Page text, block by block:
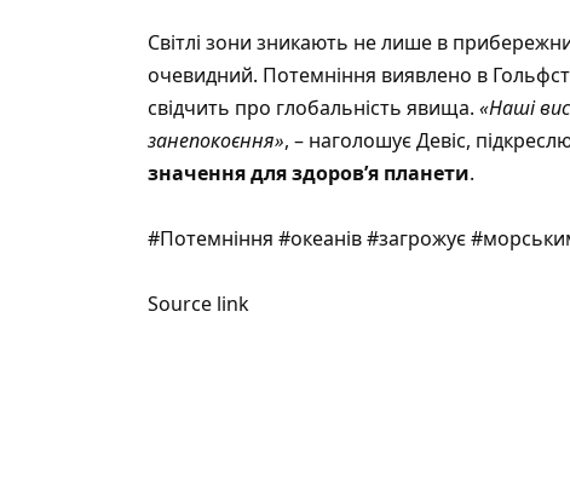
Світлі зони зникають не лише в
очевидний. Потемніння виявлено в
свідчить про глобальність явища. «Наші
занепокоєння», – наголошує Девіс,
значення для здоров’я планети.
#Потемніння #океанів #загрожує
Source link